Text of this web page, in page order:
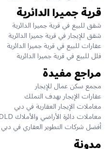
قرية جميرا الدائرية
شقق للبيع في قرية جميرا الدائرية
شقق للإيجار في قرية جميرا الدائرية
عقارات للبيع في قرية جميرا الدائرية
فلل للبيع في قرية جميرا الدائرية
مراجع مفيدة
مجمع سكن عمال للإيجار
عقارات الإيجار بهدف التملك
معاملات الإيجار العقارية في دبي
معاملات دائرة الأراضي والأملاك DLD يومياً
أفضل شركات التطوير العقاري في دبي
مدونة